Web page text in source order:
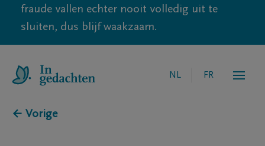
fraude vallen echter nooit volledig uit te
sluiten, dus blijf waakzaam.
NL FR
← Vorige